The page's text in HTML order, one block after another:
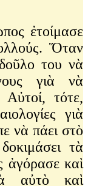
ἐτοίμασε
Ὅταν
του νὰ
γιὰ νὰ
τότε,
γιὰ
νὰ πάει στὸ
τὰ
ἀγόρασε καὶ
αὐτὸ καὶ